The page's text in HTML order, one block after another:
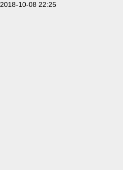
2018-10-08 22:25